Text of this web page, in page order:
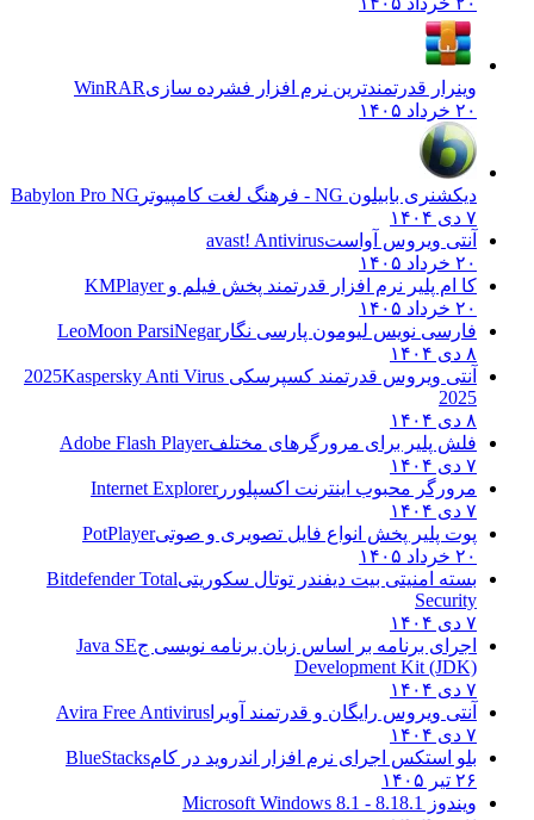
وینرار قدرتمندترین نرم افزار فشرده سازیWinRAR
۲۰ خرداد ۱۴۰۵
دیکشنری بابیلون NG - فرهنگ لغت کامپیوتر
Babylon Pro NG
۷ دی ۱۴۰۴
آنتی ویروس آواستavast! Antivirus
۲۰ خرداد ۱۴۰۵
کا ام پلیر نرم افزار قدرتمند پخش فیلم وKMPlayer
۲۰ خرداد ۱۴۰۵
فارسی نویس لیومون پارسی نگارLeoMoon ParsiNegar
۸ دی ۱۴۰۴
آنتی ویروس قدرتمند کسپرسکی 2025 Kaspersky Anti Virus
2025
۸ دی ۱۴۰۴
فلش پلیر برای مرورگرهای مختلفAdobe Flash Player
۷ دی ۱۴۰۴
مرورگر محبوب اینترنت اکسپلوررInternet Explorer
۷ دی ۱۴۰۴
پوت پلیر پخش انواع فایل تصویری و صوتیPotPlayer
۲۰ خرداد ۱۴۰۵
بسته امنیتی بیت دیفندر توتال سکوریتیBitdefender Total
Security
۷ دی ۱۴۰۴
اجرای برنامه بر اساس زبان برنامه نویسی جJava SE
Development Kit (JDK)
۷ دی ۱۴۰۴
آنتی ویروس رایگان و قدرتمند آویرا Avira Free Antivirus
۷ دی ۱۴۰۴
بلو استکس اجرای نرم افزار اندروید در کامBlueStacks
۲۶ تیر ۱۴۰۵
ویندوز 8.1
8.1 - Microsoft Windows 8.1